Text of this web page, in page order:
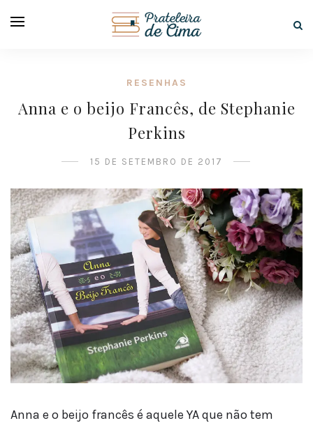
RESENHAS
Anna e o beijo Francês, de Stephanie
Perkins
15 DE SETEMBRO DE 2017
Anna e o beijo francês é aquele YA que não tem